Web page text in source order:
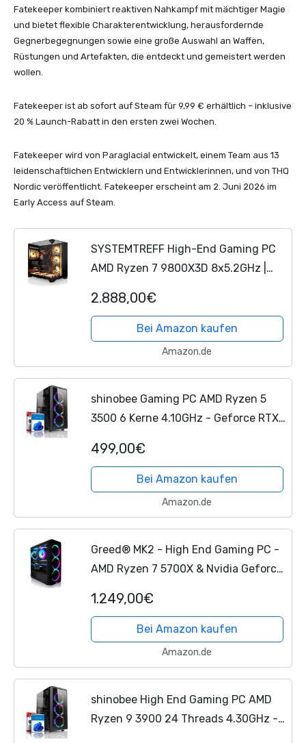
Fatekeeper kombiniert reaktiven Nahkampf mit mächtiger Magie
und bietet flexible Charakterentwicklung, herausfordernde
Gegnerbegegnungen sowie eine große Auswahl an Waffen,
Rüstungen und Artefakten, die entdeckt und gemeistert werden
wollen.
Fatekeeper ist ab sofort auf Steam für 9,99 € erhältlich – inklusive
20 % Launch-Rabatt in den ersten zwei Wochen.
Fatekeeper wird von Paraglacial entwickelt, einem Team aus 13
leidenschaftlichen Entwicklern und Entwicklerinnen, und von THQ
Nordic veröffentlicht. Fatekeeper erscheint am 2. Juni 2026 im
Early Access auf Steam.
SYSTEMTREFF High-End Gaming PC
AMD Ryzen 7 9800X3D 8x5.2GHz |
NVMe | 32GB DDR5 RAM | Windows 11 |
Computer...
2.888,00€
Bei Amazon kaufen
Amazon.de
shinobee Gaming PC AMD Ryzen 5
3500 6 Kerne 4.10GHz - Geforce RTX
512 GB NVME SSD - WLAN - Gamer PC
ComputerGaming Rechner...
499,00€
Bei Amazon kaufen
Amazon.de
Greed® MK2 - High End Gaming PC -
AMD Ryzen 7 5700X & Nvidia Geforce
Computer+ 4K Raytracing Rechner
mit 4,60 GHZ - 32 GB...
1.249,00€
Bei Amazon kaufen
Amazon.de
shinobee High End Gaming PC AMD
Ryzen 9 3900 24 Threads 4.30GHz -